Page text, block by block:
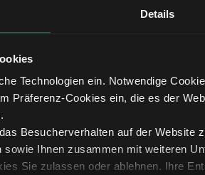
Details
Technologien ein. Notwendige
Präferenz-Cookies ein, die es der
Besucherverhalten auf der Website
Ihnen zusammen mit weiteren
Sie zulassen oder ablehnen. Ihre
Thema?
Erwartung